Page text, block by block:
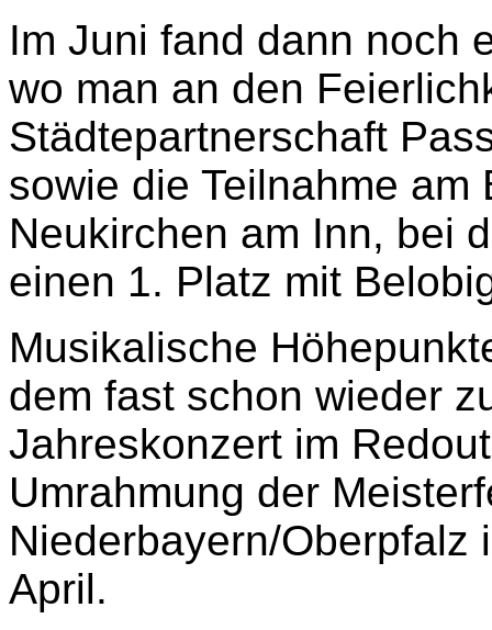
Im Juni fand dann noch
wo man an den
Städtepartnerschaft
sowie die Teilnahme am
Neukirchen am Inn, bei
einen 1. Platz mit
Musikalische
dem fast schon wieder
Jahreskonzert im
Umrahmung der
Niederbayern/Oberpfalz
April.